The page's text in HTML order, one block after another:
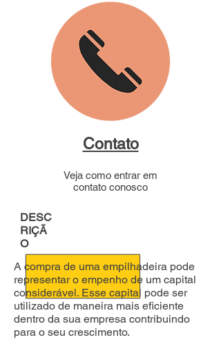
Contato
Veja como entrar em
contato conosco
DESC
RIÇÃ
O
A compra de uma empilhadeira pode
representar o empenho de um capital
considerável. Esse capital pode ser
utilizado de maneira mais eficiente
dentro da sua empresa contribuindo
para o seu crescimento.